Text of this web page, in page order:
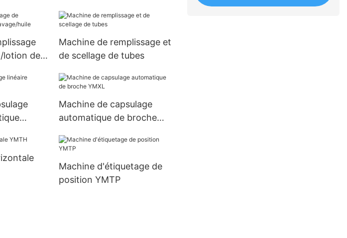
lotion de
Machine de remplissage et
de scellage de tubes
Machine de capsulage
automatique de broche
Machine d'étiquetage de
position YMTP